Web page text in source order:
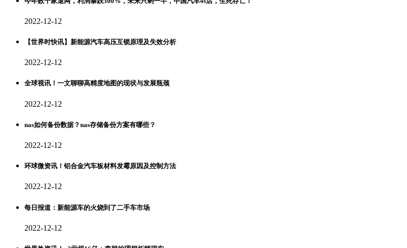
2022-12-12
【世界时快讯】新能源汽车高压互锁原理及失效分析
2022-12-12
全球视讯！一文聊聊高精度地图的现状与发展瓶颈
2022-12-12
nas如何备份数据？nas存储备份方案有哪些？
2022-12-12
环球微资讯！铝合金汽车板材料发霉原因及控制方法
2022-12-12
每日报道：新能源车的火烧到了二手车市场
2022-12-12